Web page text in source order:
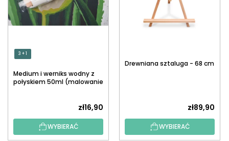
3 + 1
Medium i werniks wodny z
połyskiem 50ml (malowanie
zł16,90
WYBIERAĆ
Drewniana sztaluga - 68 cm
zł89,90
WYBIERAĆ